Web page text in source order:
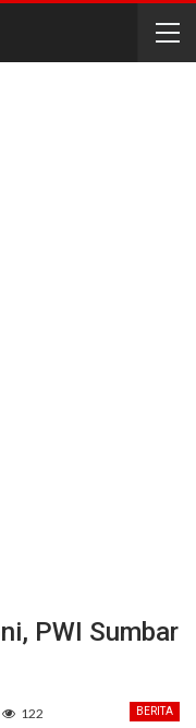
PWI Sumbar
BERITA
122